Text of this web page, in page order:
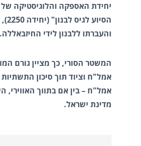
יחידת האספקה והלוגיסטיקה
והעברתו ללבנון לידי החיזבאללה.
המשטר הסורי, כך מציין גורם
אמל"ח וציוד תוך סיכון
אמל"ח – בין אם בתווך
מדינת ישראל.